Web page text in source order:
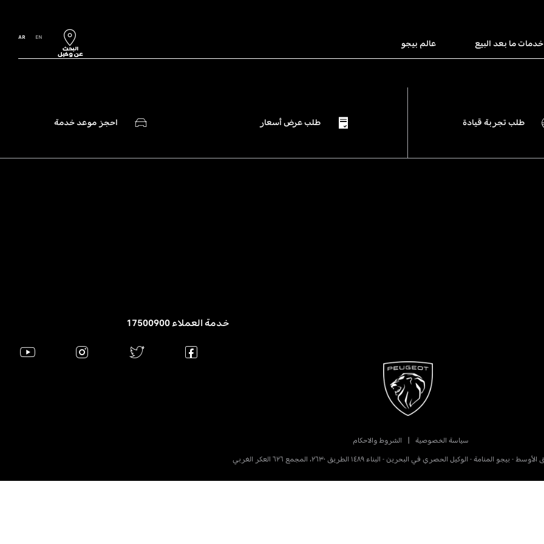
EN
AR
خدمات ما بعد البيع عالم بيجو
طلب تجربة قيادة طلب عرض أسعار احجز موعد خدمة
خدمة العملاء 17500900
المنامة - الوكيل الحصري في البحرين - البناء ١٤٨٩ الطريق ٢٦٣٠، المجمع ٦٢٦ العكر الغربي
سياسة الخصوصية الشروط والاحكام